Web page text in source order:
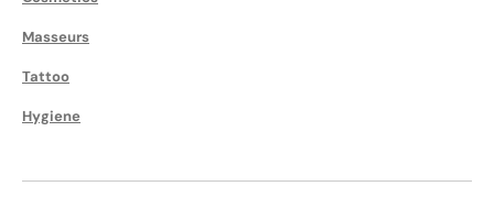
Masseurs
Tattoo
Hygiene